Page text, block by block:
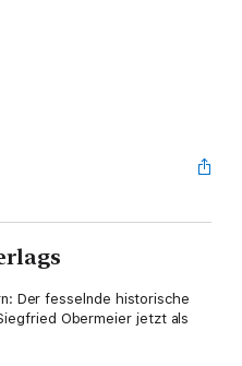
Der fesselnde historische
Obermeier jetzt als